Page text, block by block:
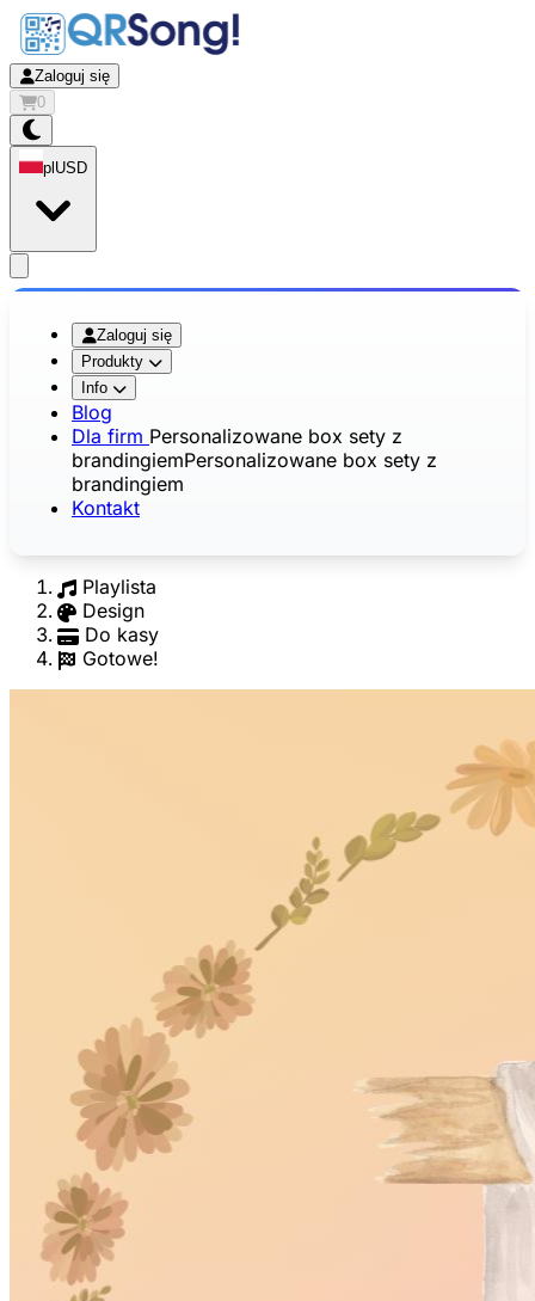
Zaloguj się
0
pl USD
Zaloguj się
Produkty
Info
Blog
Dla firm Personalizowane box sety z
brandingiemPersonalizowane box sety z
brandingiem
Kontakt
Playlista
Design
Do kasy
Gotowe!